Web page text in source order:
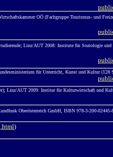
OÖ (Fachgruppe Tourismus- und
Linz/AUT 2008: Institute für Soziologie und
für Unterricht, Kunst und Kultur (128
Linz/AUT 2009: Institut für Kulturwirtschaft und
Oberösterreich GmbH, ISBN 978-3-200-
.html)